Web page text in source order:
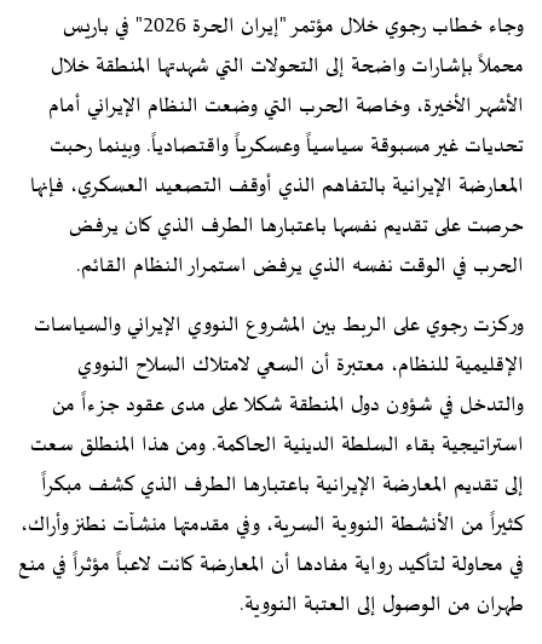
وجاء خطاب رجوي خلال مؤتمر "إيران الحرة 2026" في باريس
محملاً بإشارات واضحة إلى التحولات التي شهدتها المنطقة خلال
الأشهر الأخيرة، وخاصة الحرب التي وضعت النظام الإيراني أمام
تحديات غير مسبوقة سياسياً وعسكرياً واقتصادياً. وبينما رحبت
المعارضة الإيرانية بالتفاهم الذي أوقف التصعيد العسكري، فإنها
حرصت على تقديم نفسها باعتبارها الطرف الذي كان يرفض
الحرب في الوقت نفسه الذي يرفض استمرار النظام القائم.
وركزت رجوي على الربط بين المشروع النووي الإيراني والسياسات
الإقليمية للنظام، معتبرة أن السعي لامتلاك السلاح النووي
والتدخل في شؤون دول المنطقة شكلا على مدى عقود جزءاً من
استراتيجية بقاء السلطة الدينية الحاكمة. ومن هذا المنطلق سعت
إلى تقديم المعارضة الإيرانية باعتبارها الطرف الذي كشف مبكراً
كثيراً من الأنشطة النووية السرية، وفي مقدمتها منشآت نطنز وأراك،
في محاولة لتأكيد رواية مفادها أن المعارضة كانت لاعباً مؤثراً في منع
طهران من الوصول إلى العتبة النووية.